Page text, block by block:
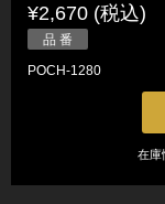
¥2,670 (税込)
品 番
POCH-1280
在庫